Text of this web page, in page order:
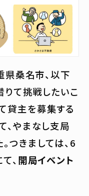
桑名市、以下
て挑戦したいこ
貸主を募集する
、やまなし支局
つきましては、6
、 開局イベント